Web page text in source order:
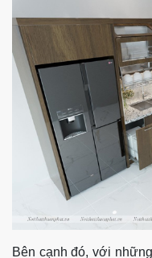
Bên cạnh đó, với